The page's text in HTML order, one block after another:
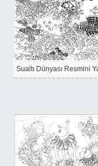
Sualtı Dünyası Resmini